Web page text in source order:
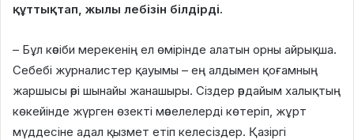
құттықтап, жылы лебізін білдірді.
– Бұл кәсіби мерекенің ел өмірінде алатын орны айрықша.
Себебі журналистер қауымы – ең алдымен қоғамның
жаршысы әрі шынайы жанашыры. Сіздер әрдайым халықтың
көкейінде жүрген өзекті мәселелерді көтеріп, жұрт
мүддесіне адал қызмет етіп келесіздер. Қазіргі